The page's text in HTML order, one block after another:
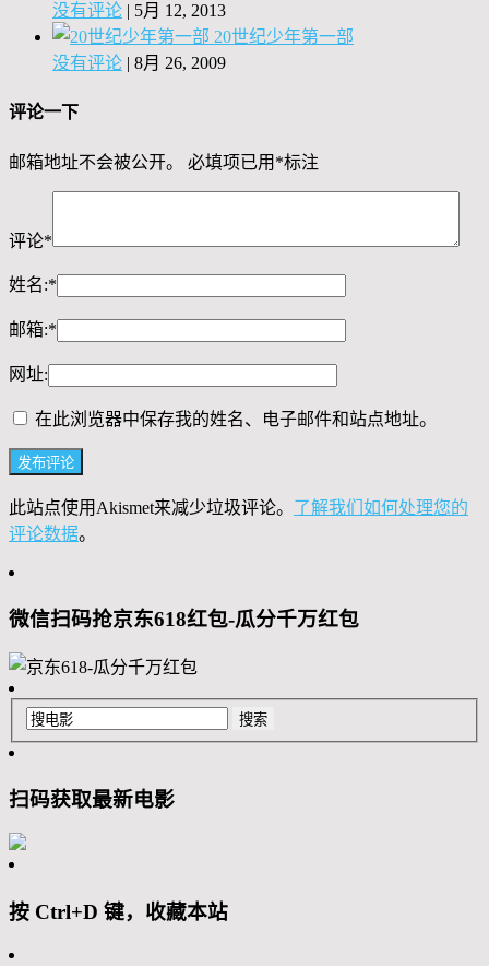
没有评论 | 5月 12, 2013
20世纪少年第一部
没有评论 | 8月 26, 2009
评论一下
邮箱地址不会被公开。 必填项已用 *标注
评论*
姓名:*
邮箱:*
网址:
在此浏览器中保存我的姓名、电子邮件和站点地址。
此站点使用Akismet来减少垃圾评论。 了解我们如何处理您的
评论数据。
微信扫码抢京东618红包-瓜分千万红包
扫码获取最新电影
按 Ctrl+D 键，收藏本站